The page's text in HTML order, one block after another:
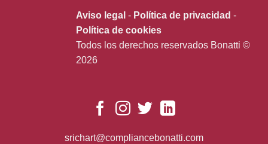
Aviso legal - Política de privacidad -
Política de cookies
Todos los derechos reservados Bonatti ©
2026
srichart@compliancebonatti.com